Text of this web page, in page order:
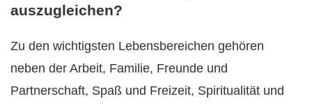
auszugleichen?
Zu den wichtigsten Lebensbereichen gehören
neben der Arbeit, Familie, Freunde und
Partnerschaft, Spaß und Freizeit, Spiritualität und